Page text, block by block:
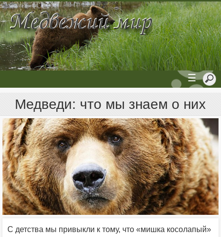
☰
Медведи: что мы знаем о них
С детства мы привыкли к тому, что «мишка косолапый»